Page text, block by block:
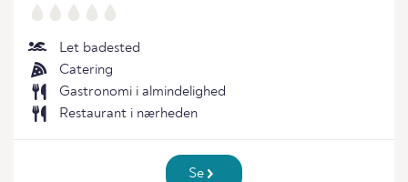
Let badested
Catering
Gastronomi i almindelighed
Restaurant i nærheden
Se